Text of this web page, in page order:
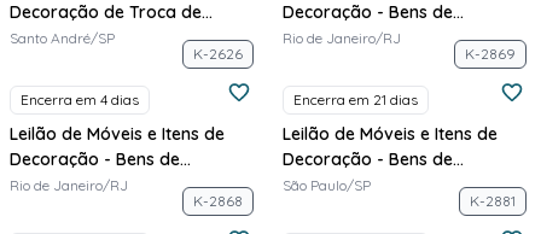
Decoração de Troca de
Showroom - Evviva
Santo André/SP
Decoração - Bens de
Apartamentos Decorados
Rio de Janeiro/RJ
K-2626
Encerra em 4 dias
Leilão de Móveis e Itens de
Decoração - Bens de
Apartamentos Decorados -
Rio de Janeiro/RJ
K-2869
Encerra em 21 dias
Leilão de Móveis e Itens de
Decoração - Bens de
Apartamentos Decorados -
São Paulo/SP
K-2868
K-2881